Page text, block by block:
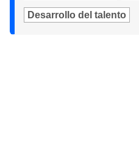
Desarrollo del talento